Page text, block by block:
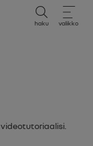
haku valikko